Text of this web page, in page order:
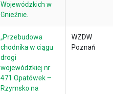
Wojewódzkich w
Gnieźnie.
„Przebudowa
chodnika w ciągu
drogi
wojewódzkiej nr
471 Opatówek –
Rzymsko na
WZDW
Poznań